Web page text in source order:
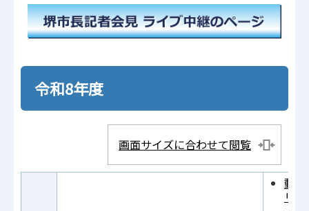
令和8年度
画面サイズに合わせて閲覧
動
リ